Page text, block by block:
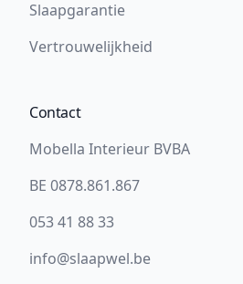
Slaapgarantie
Vertrouwelijkheid
Contact
Mobella Interieur BVBA
BE 0878.861.867
053 41 88 33
info@slaapwel.be